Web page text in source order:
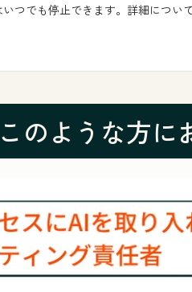
つでも停止できます。詳細につい
このような方に